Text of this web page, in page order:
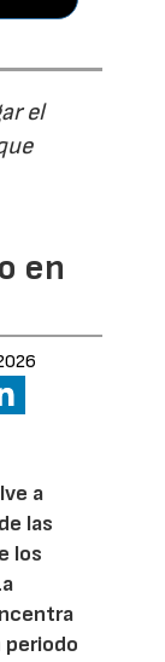
el
en
a
las
los
periodo